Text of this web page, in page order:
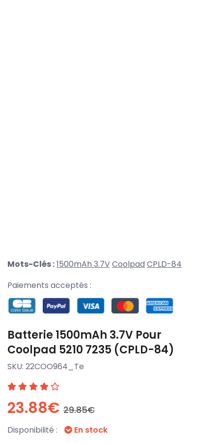
Mots-Clés :1500mAh 3.7VCoolpad CPLD-84
Paiements acceptés :
Batterie 1500mAh 3.7V Pour
Coolpad 5210 7235 (CPLD-84)
SKU: 22COO964_Te
23.88€ 29.85€
Disponibilité : En stock